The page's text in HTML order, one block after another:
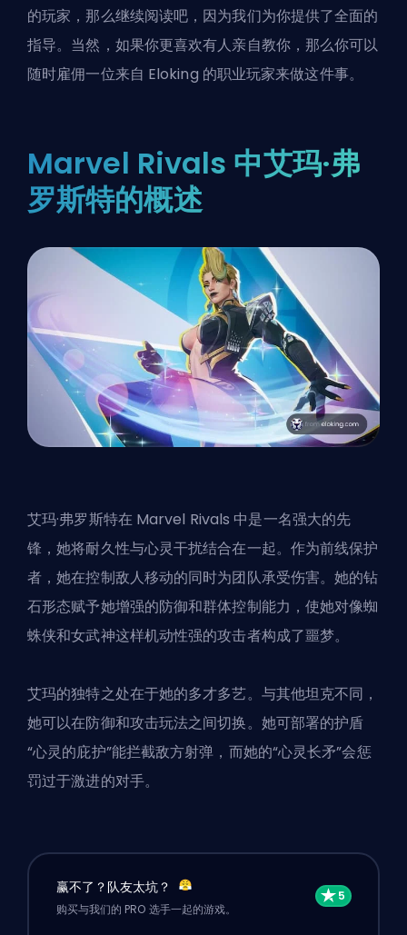
的玩家，那么继续阅读吧，因为我们为你提供了全面的
指导。当然，如果你更喜欢有人亲自教你，那么你可以
随时雇佣一位来自 Eloking 的职业玩家来做这件事。
Marvel Rivals 中艾玛·弗
罗斯特的概述
艾玛·弗罗斯特在 Marvel Rivals 中是一名强大的先
锋 ，她将耐久性与心灵干扰结合在一起。作为前线保护
者，她在控制敌人移动的同时为团队承受伤害。她的钻
石形态赋予她增强的防御和群体控制能力，使她对像蜘
蛛侠和女武神这样机动性强的攻击者构成了噩梦。
艾玛的独特之处在于她的多才多艺。与其他坦克不同，
她可以在防御和攻击玩法之间切换。她可部署的护盾
“心灵的庇护”能拦截敌方射弹，而她的“心灵长矛”会惩
罚过于激进的对手。
赢不了？队友太坑？
购买与我们的 PRO 选手一起的游戏。